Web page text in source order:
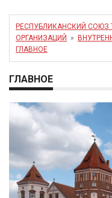
РЕСПУБЛИКАНСКИЙ СОЮЗ
ОРГАНИЗАЦИЙ
»
ГЛАВНОЕ
ГЛАВНОЕ